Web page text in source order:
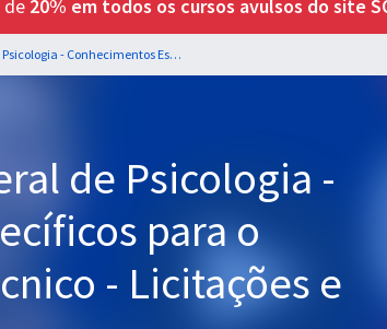
de 20% em todos os cursos avulsos do site
CFP - Conselho Federal de Psicologia - Conhecimentos Específicos para o cargo de Analista Técnico - Licitações e Contratos
de Psicologia -
para o
- Licitações e